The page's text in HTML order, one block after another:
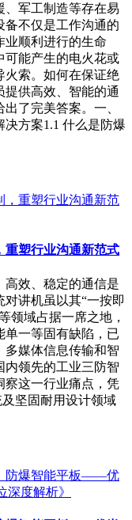
、军工制造等存在易
备不仅是工作沟通的
业顺利进行的生命
可能产生的电火花或
火索。如何在保证绝
提供高效、智能的通
了完美答案。一、
方案1.1 什么是防爆
重塑行业沟通新范式
高效、稳定的通信是
讲机虽以其“一按即
领域占据一席之地，
单一等固有缺陷，已
多媒体信息传输和智
内领先的工业三防智
察这一行业痛点，凭
坚固耐用设计领域